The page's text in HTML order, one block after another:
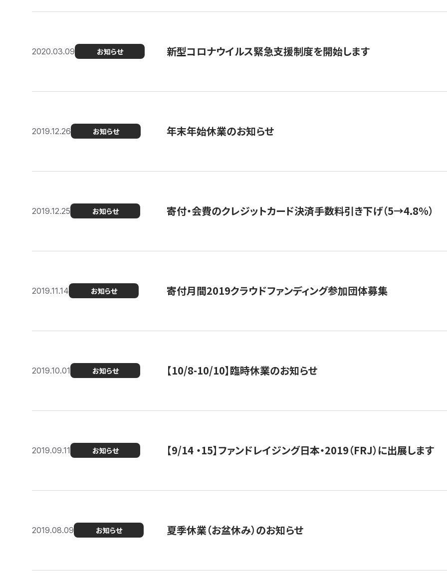
2020.03.09 お知らせ 新型コロナウイルス緊急支援制度を開始します
2019.12.26 お知らせ 年末年始休業のお知らせ
2019.12.25 お知らせ 寄付・会費のクレジットカード決済手数料引き下げ（5→4.8%）
2019.11.14 お知らせ 寄付月間2019クラウドファンディング参加団体募集
2019.10.01 お知らせ 【10/8-10/10】臨時休業のお知らせ
2019.09.11 お知らせ 【9/14 ・15】ファンドレイジング日本・2019（FRJ）に出展します
2019.08.09 お知らせ 夏季休業（お盆休み）のお知らせ